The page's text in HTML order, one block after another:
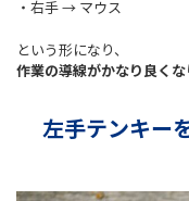
・右手 → マウス
という形になり、
作業の導線がかなり良くな
左手テンキー